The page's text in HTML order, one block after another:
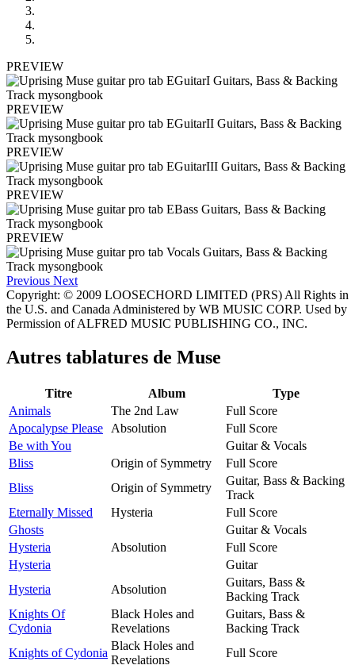
PREVIEW
PREVIEW
PREVIEW
PREVIEW
PREVIEW
Previous Next
Copyright: © 2009 LOOSECHORD LIMITED (PRS) All Rights in
the U.S. and Canada Administered by WB MUSIC CORP. Used by
Permission of ALFRED MUSIC PUBLISHING CO., INC.
Autres tablatures de Muse
Titre Album
Type
Animals
The 2nd Law
Full Score
Apocalypse Please
Absolution
Full Score
Be with You
Guitar & Vocals
Bliss
Origin of Symmetry
Full Score
Bliss
Origin of Symmetry
Guitar, Bass & Backing
Track
Eternally Missed
Hysteria
Full Score
Ghosts
Guitar & Vocals
Hysteria
Absolution
Full Score
Hysteria
Guitar
Hysteria
Absolution
Guitars, Bass &
Backing Track
Knights Of
Cydonia
Black Holes and
Revelations
Guitars, Bass &
Backing Track
Knights of Cydonia
Black Holes and
Revelations
Full Score